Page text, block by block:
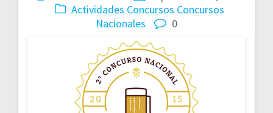
Actividades Concursos Concursos
Nacionales
0